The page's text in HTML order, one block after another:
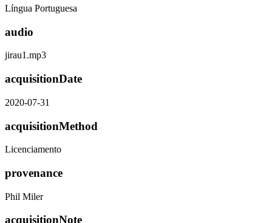
Língua Portuguesa
audio
jirau1.mp3
acquisitionDate
2020-07-31
acquisitionMethod
Licenciamento
provenance
Phil Miler
acquisitionNote